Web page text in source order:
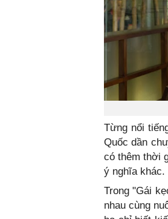
Từng nổi
Quốc dần
có thêm thời
ý nghĩa khác.
Trong "Gái
nhau cùng